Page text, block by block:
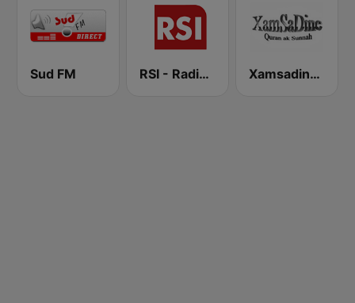
Sud FM RSI - Radio Sénégal Internationale Xamsadine wakhtaan